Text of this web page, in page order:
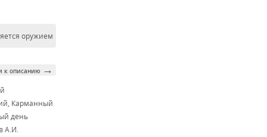
оружием
к описанию →
Карманный
день
А.И.